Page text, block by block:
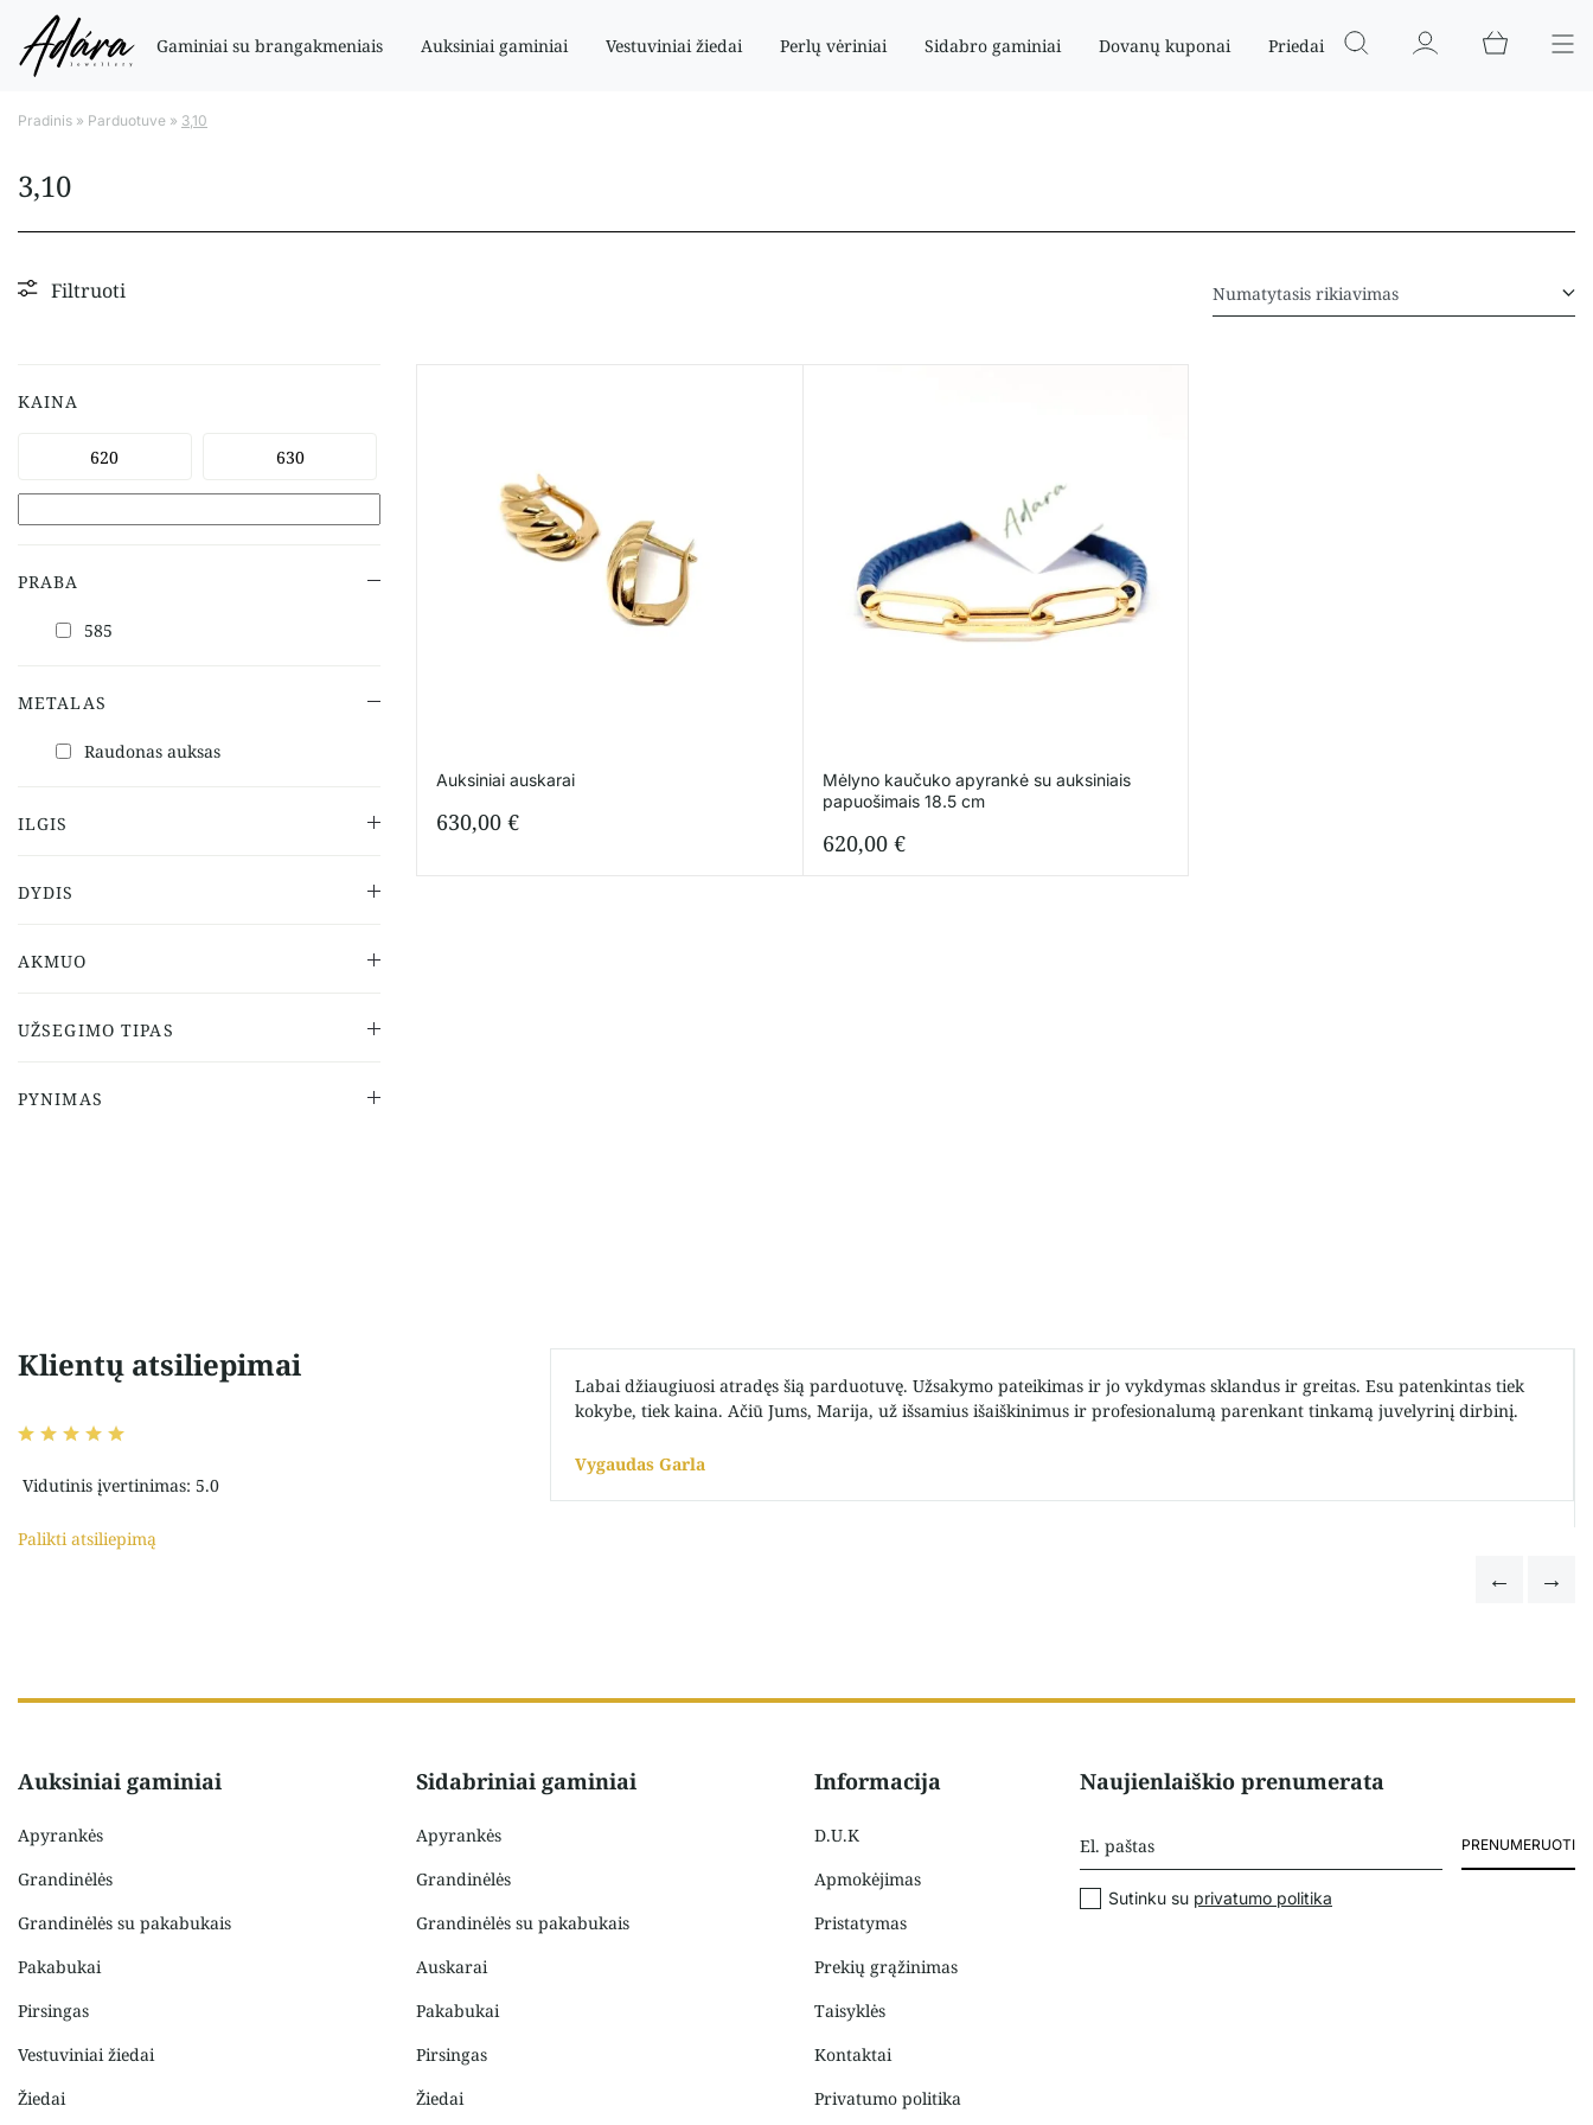
Gaminiai su brangakmeniais Auksiniai gaminiai Vestuviniai žiedai Perlų vėriniai Sidabro gaminiai Dovanų kuponai Priedai
Pradinis » Parduotuve » 3,10
3,10
Filtruoti
KAINA
PRABA
585
METALAS
Raudonas auksas
ILGIS
DYDIS
AKMUO
UŽSEGIMO TIPAS
PYNIMAS
Auksiniai auskarai
630,00 €
Mėlyno kaučuko apyrankė su auksiniais
papuošimais 18.5 cm
620,00 €
Klientų atsiliepimai
Vidutinis įvertinimas: 5.0
Palikti atsiliepimą
Labai džiaugiuosi atradęs šią parduotuvę. Užsakymo pateikimas ir jo vykdymas sklandus ir greitas. Esu patenkintas tiek
kokybe, tiek kaina. Ačiū Jums, Marija, už išsamius išaiškinimus ir profesionalumą parenkant tinkamą juvelyrinį dirbinį.
Vygaudas Garla
Auksiniai gaminiai
Apyrankės
Grandinėlės
Grandinėlės su pakabukais
Pakabukai
Pirsingas
Vestuviniai žiedai
Žiedai
Sidabriniai gaminiai
Apyrankės
Grandinėlės
Grandinėlės su pakabukais
Auskarai
Pakabukai
Pirsingas
Žiedai
Informacija
D.U.K
Apmokėjimas
Pristatymas
Prekių grąžinimas
Taisyklės
Kontaktai
Privatumo politika
Naujienlaiškio prenumerata
PRENUMERUOTI
Sutinku su privatumo politika